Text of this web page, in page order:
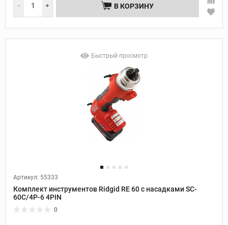
В КОРЗИНУ
Быстрый просмотр
Артикул: 55333
Комплект инструментов Ridgid RE 60 с насадками SC-
60C/4P-6 4PIN
0